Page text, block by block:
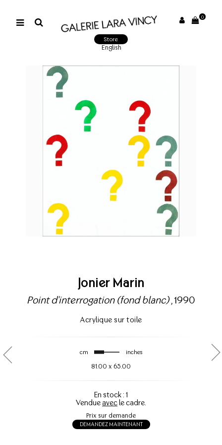
0
Store
English
Jonier Marin
Point d'interrogation (fond blanc), 1990
Acrylique sur toile
cm inches
81.00 x 65.00
En stock : 1
Vendueavecle cadre.
Prix sur demande
DEMANDEZ MAINTENANT